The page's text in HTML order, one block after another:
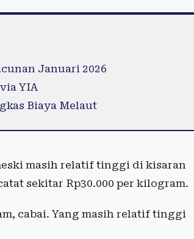
Januari 2026
YIA
Biaya Melaut
masih relatif tinggi di kisaran
sekitar Rp30.000 per kilogram.
cabai. Yang masih relatif tinggi